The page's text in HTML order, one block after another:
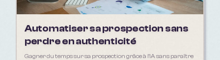
Automatiser sa prospection sans
perdre en authenticité
Gagner du temps sur sa prospection grâce à l'IA sans paraître